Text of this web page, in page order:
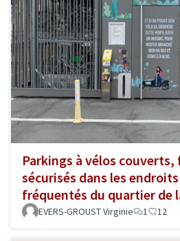
Parkings à vélos
sécurisés dans les
fréquentés du quartier de
EVERS-GROUST Virginie 1 12